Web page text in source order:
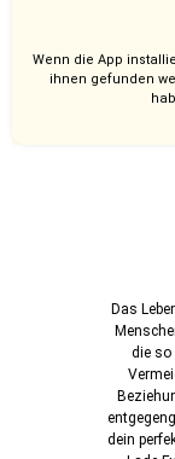
Wenn die App
ihnen gefunden
Das
die so
dein